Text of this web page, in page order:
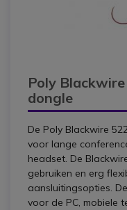
Poly
dongle
De Poly Blackwire
voor lange
headset. De
gebruiken en erg
aansluitingsopties.
voor de PC, mobiele